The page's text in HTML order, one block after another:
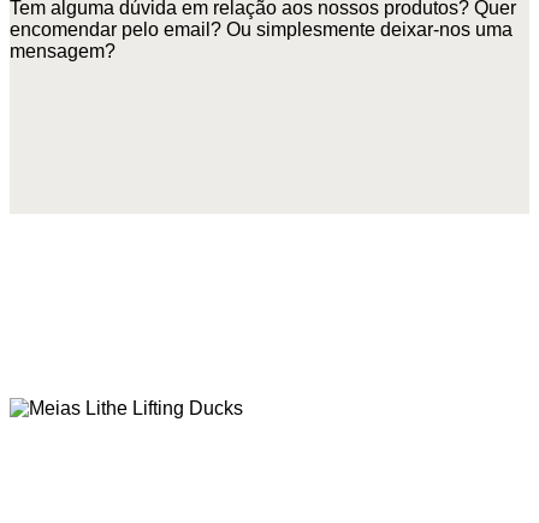
Tem alguma dúvida em relação aos nossos produtos? Quer
encomendar pelo email? Ou simplesmente deixar-nos uma
mensagem?